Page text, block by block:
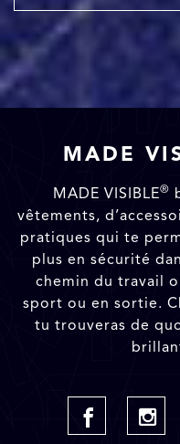
MADE
MADE VISIBLE®
vêtements,
pratiques qui te
plus en sécurité
chemin du travail
sport ou en sortie.
tu trouveras de